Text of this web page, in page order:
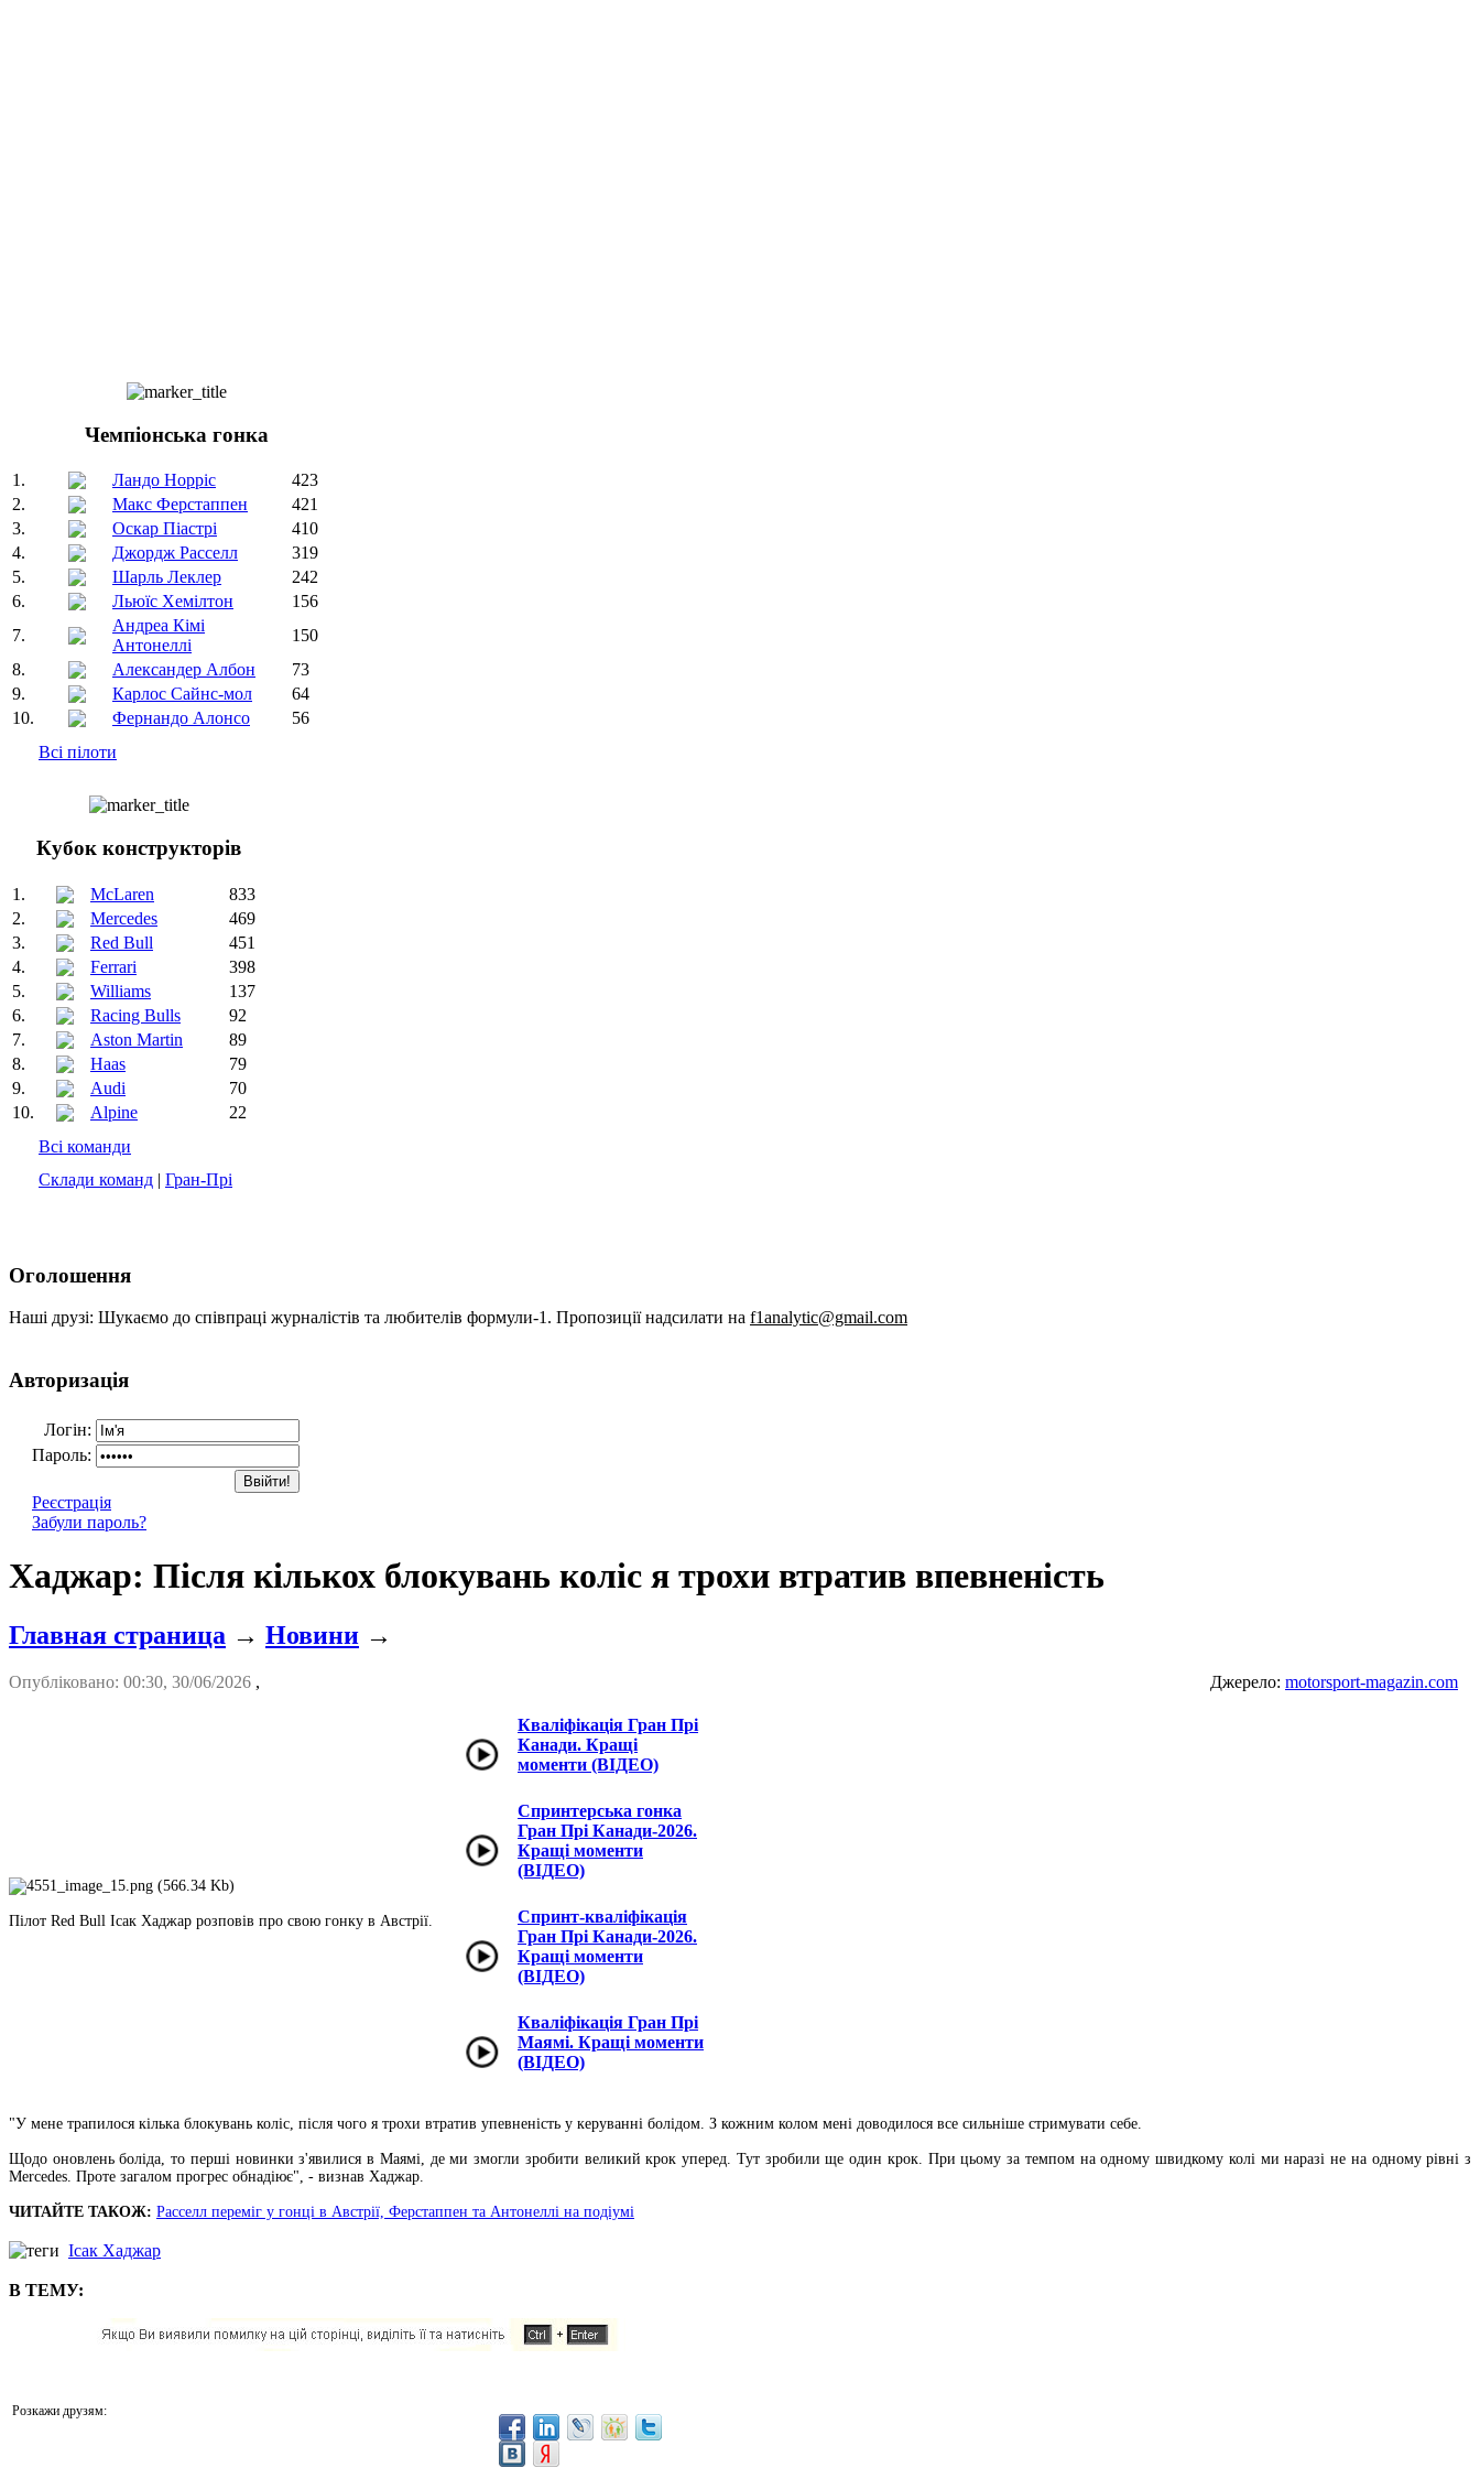
Чемпіонська гонка
1. Ландо Норріс
423
2.
Макс Ферстаппен
421
3.
Оскар Піастрі
410
4.
Джордж Расселл
319
5.
Шарль Леклер
242
6.
Льюїс Хемілтон
156
7.
Андреа Кімі
Антонеллі
150
8.
Александер Албон
73
9.
Карлос Сайнс-мол
64
10.
Фернандо Алонсо
56
Всі пілоти
Кубок конструкторів
1. McLaren
833
2.
Mercedes
469
3.
Red Bull
451
4.
Ferrari
398
5.
Williams
137
6.
Racing Bulls
92
7.
Aston Martin
89
8.
Haas
79
9.
Audi
70
10.
Alpine
22
Всі команди
Склади команд | Гран-Прі
Оголошення
Наші друзі: Шукаємо до співпраці журналістів та любителів формули-1. Пропозиції надсилати на f1analytic@gmail.com
Авторизація
Логін:
Пароль:
Реєстрація
Забули пароль?
Хаджар: Після кількох блокувань коліс я трохи втратив впевненість
Главная страница → Новини →
Опубліковано: 00:30, 30/06/2026 , Джерело: motorsport-magazin.com
Пілот Red Bull Ісак Хаджар розповів про свою гонку в Австрії.
Кваліфікація Гран Прі
Канади. Кращі
моменти (ВІДЕО)
Спринтерська гонка
Гран Прі Канади-2026.
Кращі моменти
(ВІДЕО)
Спринт-кваліфікація
Гран Прі Канади-2026.
Кращі моменти
(ВІДЕО)
Кваліфікація Гран Прі
Маямі. Кращі моменти
(ВІДЕО)
"У мене трапилося кілька блокувань коліс, після чого я трохи втратив упевненість у керуванні болідом. З кожним колом мені доводилося все сильніше стримувати себе.
Щодо оновлень боліда, то перші новинки з'явилися в Маямі, де ми змогли зробити великий крок уперед. Тут зробили ще один крок. При цьому за темпом на одному швидкому колі ми наразі не на одному рівні з
Mercedes. Проте загалом прогрес обнадіює", - визнав Хаджар.
ЧИТАЙТЕ ТАКОЖ: Расселл переміг у гонці в Австрії, Ферстаппен та Антонеллі на подіумі
Ісак Хаджар
В ТЕМУ:
Розкажи друзям: